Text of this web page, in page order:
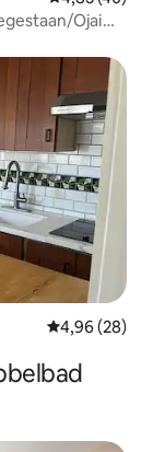
Ojai
Gemiddelde
4,96 (28)